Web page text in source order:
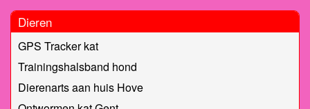
Dieren
GPS Tracker kat
Trainingshalsband hond
Dierenarts aan huis Hove